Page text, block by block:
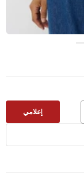
إعلامي